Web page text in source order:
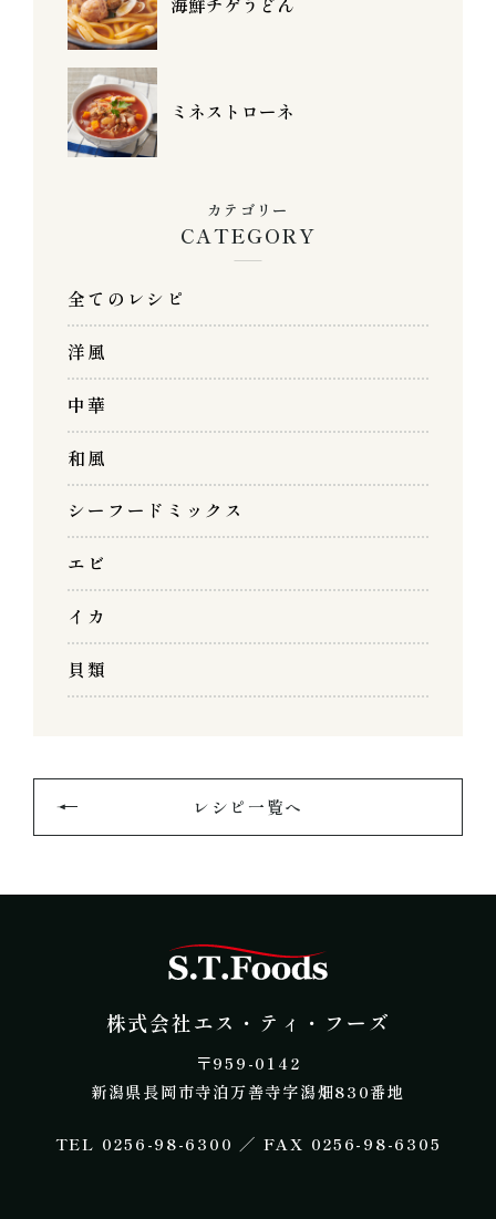
ミネストローネ
カテゴリー
CATEGORY
全てのレシピ
洋風
中華
和風
シーフードミックス
エビ
イカ
貝類
レシピ一覧へ
株式会社エス・ティ・フーズ
​〒959-0142
新潟県長岡市寺泊万善寺字潟畑830番地
​TEL 0256-98-6300 ／ FAX 0256-98-6305